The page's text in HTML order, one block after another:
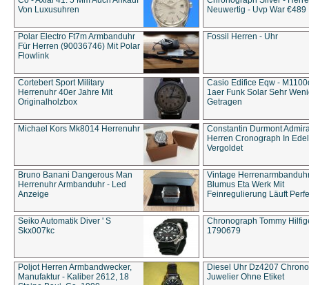
Von Luxusuhren
Neuwertig - Uvp War €489
Polar Electro Ft7m Armbanduhr
Für Herren (90036746) Mit Polar
Flowlink
Fossil Herren - Uhr
Cortebert Sport Military
Herrenuhr 40er Jahre Mit
Originalholzbox
Casio Edifice Eqw -
1aer Funk Solar Sehr
Getragen
Michael Kors Mk8014 Herrenuhr
Constantin Durmont
Herren Cronograph In
Vergoldet
Bruno Banani Dangerous Man
Herrenuhr Armbanduhr - Led
Anzeige
Vintage
Blumus Eta Werk Mit
Feinregulierung Läuft
Seiko Automatik Diver ' S
Skx007kc
Chronograph Tommy
1790679
Poljot Herren Armbandwecker,
Manufaktur - Kaliber 2612, 18
Diesel Uhr Dz4207
Juwelier Ohne Etiket